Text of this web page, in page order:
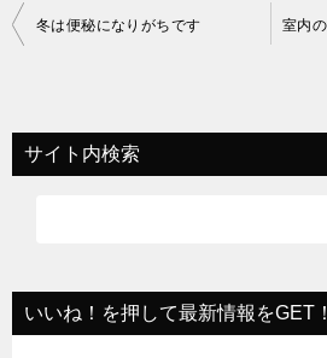
投
ビ
ゲ
ョ
ン
冬は便秘になりがちです
サイト内検索
いいね！を押して最新情報をGET！